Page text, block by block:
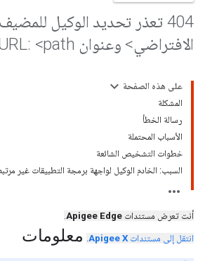
404 تعذر تحديد الوكيل
الافتراضي> وعنوان URL: <path>
على هذه الصفحة
المشكلة
رسالة الخطأ
الأسباب المحتملة
خطوات التشخيص الشائعة
السبب: الخادم الوكيل لواجهة برمجة التطبيقات غير
أنت تعرض مستندات Apigee Edge
.
انتقل إلى مستندات Apigee X
. معلومات